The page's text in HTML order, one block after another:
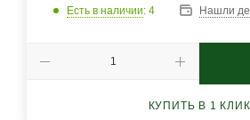
Есть в наличии: 4 Нашли
КУПИТЬ В 1 КЛИК